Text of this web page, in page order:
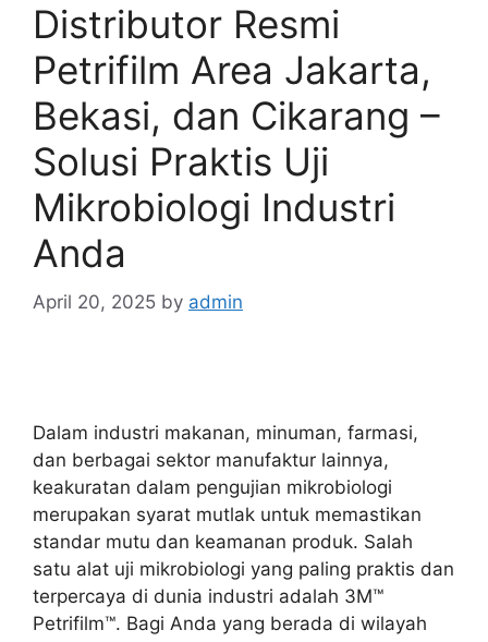
Distributor Resmi
Petrifilm Area Jakarta,
Bekasi, dan Cikarang –
Solusi Praktis Uji
Mikrobiologi Industri
Anda
April 20, 2025 by admin
Dalam industri makanan, minuman, farmasi,
dan berbagai sektor manufaktur lainnya,
keakuratan dalam pengujian mikrobiologi
merupakan syarat mutlak untuk memastikan
standar mutu dan keamanan produk. Salah
satu alat uji mikrobiologi yang paling praktis dan
terpercaya di dunia industri adalah 3M™
Petrifilm™. Bagi Anda yang berada di wilayah